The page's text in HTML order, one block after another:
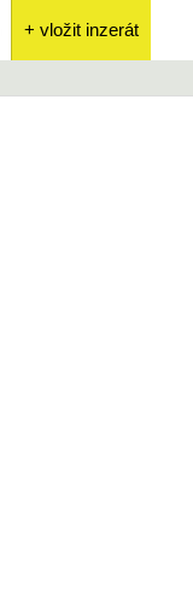
+ vložit inzerát